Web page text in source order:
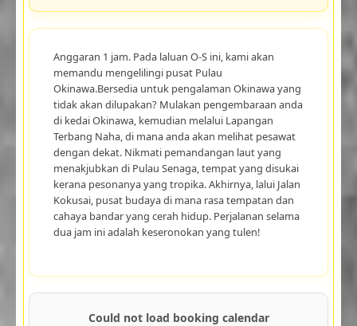
Anggaran 1 jam. Pada laluan O-S ini, kami akan
memandu mengelilingi pusat Pulau
Okinawa.Bersedia untuk pengalaman Okinawa yang
tidak akan dilupakan? Mulakan pengembaraan anda
di kedai Okinawa, kemudian melalui Lapangan
Terbang Naha, di mana anda akan melihat pesawat
dengan dekat. Nikmati pemandangan laut yang
menakjubkan di Pulau Senaga, tempat yang disukai
kerana pesonanya yang tropika. Akhirnya, lalui Jalan
Kokusai, pusat budaya di mana rasa tempatan dan
cahaya bandar yang cerah hidup. Perjalanan selama
dua jam ini adalah keseronokan yang tulen!
Could not load booking calendar